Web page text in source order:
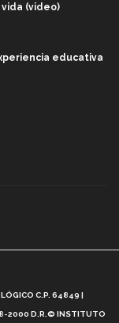
(video)
educativa
Tec? (video)
C.P. 64849 |
2000 D.R.© INSTITUTO